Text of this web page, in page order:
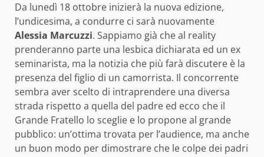
Da lunedì 18 ottobre inizierà la nuova edizione,
l’undicesima, a condurre ci sarà nuovamente
Alessia Marcuzzi. Sappiamo già che al reality
prenderanno parte una lesbica dichiarata ed un ex
seminarista, ma la notizia che più farà discutere è la
presenza del figlio di un camorrista. Il concorrente
sembra aver scelto di intraprendere una diversa
strada rispetto a quella del padre ed ecco che il
Grande Fratello lo sceglie e lo propone al grande
pubblico: un’ottima trovata per l’audience, ma anche
un buon modo per dimostrare che le colpe dei padri